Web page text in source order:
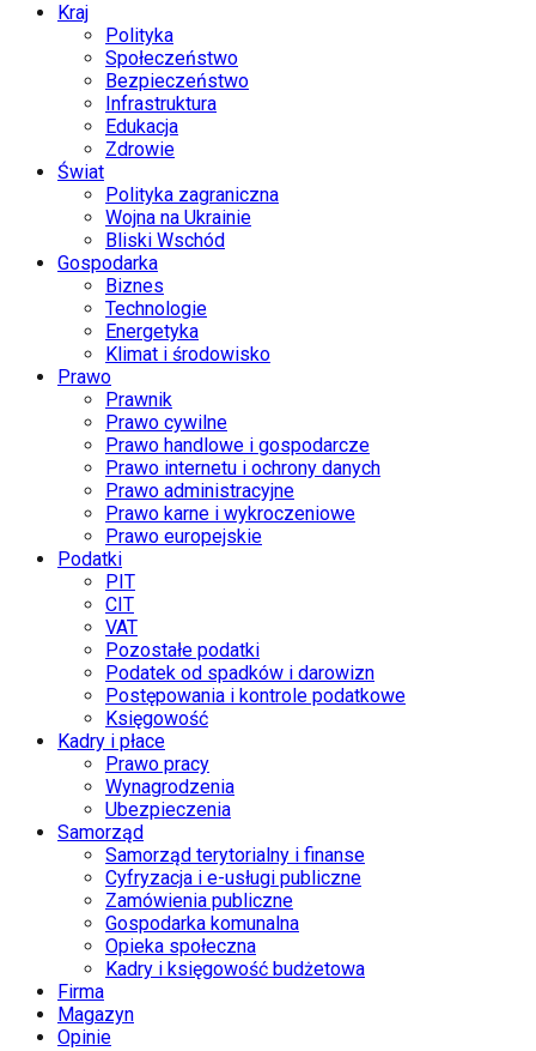
Kraj
Polityka
Społeczeństwo
Bezpieczeństwo
Infrastruktura
Edukacja
Zdrowie
Świat
Polityka zagraniczna
Wojna na Ukrainie
Bliski Wschód
Gospodarka
Biznes
Technologie
Energetyka
Klimat i środowisko
Prawo
Prawnik
Prawo cywilne
Prawo handlowe i gospodarcze
Prawo internetu i ochrony danych
Prawo administracyjne
Prawo karne i wykroczeniowe
Prawo europejskie
Podatki
PIT
CIT
VAT
Pozostałe podatki
Podatek od spadków i darowizn
Postępowania i kontrole podatkowe
Księgowość
Kadry i płace
Prawo pracy
Wynagrodzenia
Ubezpieczenia
Samorząd
Samorząd terytorialny i finanse
Cyfryzacja i e-usługi publiczne
Zamówienia publiczne
Gospodarka komunalna
Opieka społeczna
Kadry i księgowość budżetowa
Firma
Magazyn
Opinie